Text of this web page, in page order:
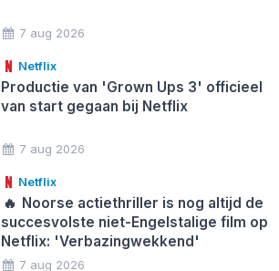
7 aug 2026
Netflix
Productie van 'Grown Ups 3' officieel
van start gegaan bij Netflix
7 aug 2026
Netflix
🔥 Noorse actiethriller is nog altijd de
succesvolste niet-Engelstalige film op
Netflix: 'Verbazingwekkend'
7 aug 2026